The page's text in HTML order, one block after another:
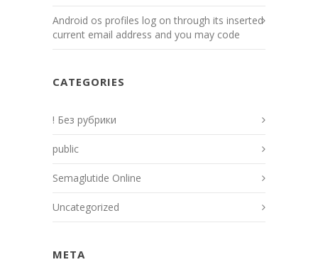
Android os profiles log on through its inserted
current email address and you may code
CATEGORIES
! Без рубрики
public
Semaglutide Online
Uncategorized
META